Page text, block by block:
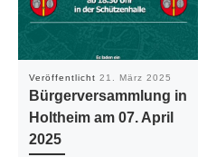
Veröffentlicht 21. März 2025
Bürgerversammlung in
Holtheim am 07. April
2025